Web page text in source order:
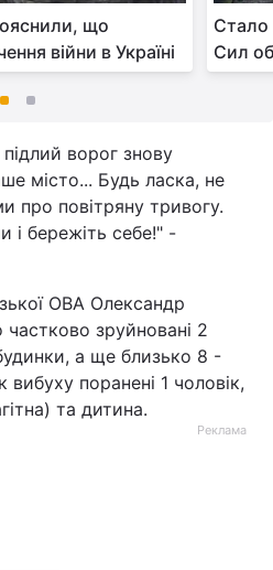
що
війни в Україні
Стало
Сил
ворог знову
місто... Будь ласка, не
про повітряну тривогу.
і бережіть себе!" -
ОВА Олександр
зруйновані 2
а ще близько 8 -
поранені 1 чоловік,
та дитина.
Реклама